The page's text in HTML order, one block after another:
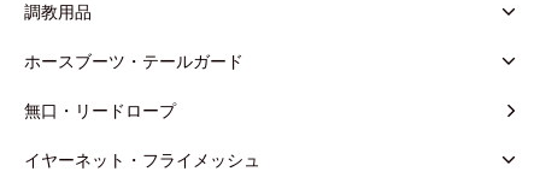
調教用品
ホースブーツ・テールガード
無口・リードロープ
イヤーネット・フライメッシュ